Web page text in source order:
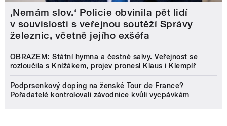
‚Nemám slov.‘ Policie obvinila pět lidí
v souvislosti s veřejnou soutěží Správy
železnic, včetně jejího exšéfa
OBRAZEM: Státní hymna a čestné salvy. Veřejnost se
rozloučila s Knížákem, projev pronesl Klaus i Klempíř
Podprsenkový doping na ženské Tour de France?
Pořadatelé kontrolovali závodnice kvůli vycpávkám